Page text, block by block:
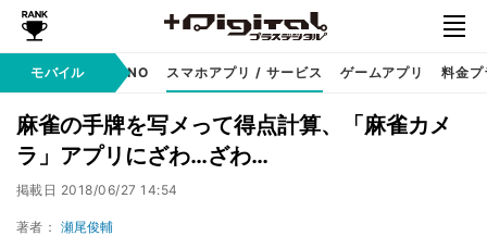
モバイル
携帯キャリア MVNO スマホアプリ / サービス ゲームアプリ 料金プ
麻雀の手牌を写メって得点計算、「麻雀カメ
ラ」アプリにざわ…ざわ…
掲載日 2018/06/27 14:54
著者： 瀬尾俊輔